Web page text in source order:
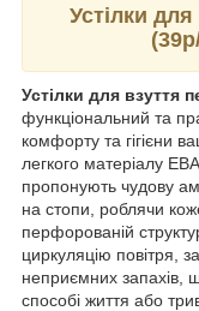
Устілки
Устілки для взуття
функціональний та
комфорту та гігієни
легкого матеріалу
пропонують чудову
на стопи, роблячи
перфорованій
циркуляцію повітря,
неприємних запахів,
способі життя або